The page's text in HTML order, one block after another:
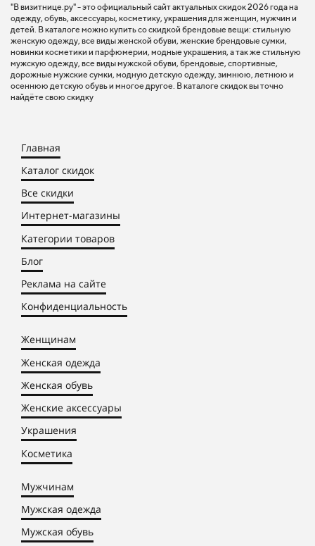
"В визитнице.ру" - это официальный сайт актуальных скидок 2026 года на
одежду, обувь, аксессуары, косметику, украшения для женщин, мужчин и
детей. В каталоге можно купить со скидкой брендовые вещи: стильную
женскую одежду, все виды женской обуви, женские брендовые сумки,
новинки косметики и парфюмерии, модные украшения, а так же стильную
мужскую одежду, все виды мужской обуви, брендовые, спортивные,
дорожные мужские сумки, модную детскую одежду, зимнюю, летнюю и
осеннюю детскую обувь и многое другое. В каталоге скидок вы точно
найдёте свою скидку
Главная
Каталог скидок
Все скидки
Интернет-магазины
Категории товаров
Блог
Реклама на сайте
Конфиденциальность
Женщинам
Женская одежда
Женская обувь
Женские аксессуары
Украшения
Косметика
Мужчинам
Мужская одежда
Мужская обувь